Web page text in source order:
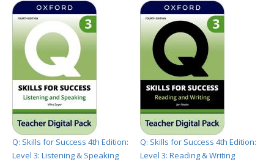
Q: Skills for Success 4th Edition:
Level 3: Listening & Speaking
Q: Skills for Success 4th Edition:
Level 3: Reading & Writing